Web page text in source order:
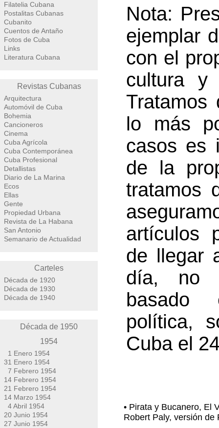
Filatelia Cubana
Postalitas Cubanas
Cubanito
Cuentos de Antaño
Fotos de Cuba
Links
Literatura Cubana
Revistas Cubanas
Arquitectura
Automóvil de Cuba
Bohemia
Cancioneros
Cinema
Cuba Agrícola
Cuba Contemporánea
Cuba Profesional
Detallistas
Diario de La Marina
Ecos
Ellas
Gente
Propiedad Urbana
Revista de La Habana
San Antonio
Semanario de Actualidad
Carteles
Década de 1920
Década de 1930
Década de 1940
Década de 1950
1954
1 Enero 1954
31 Enero 1954
7 Febrero 1954
14 Febrero 1954
21 Febrero 1954
14 Marzo 1954
4 Abril 1954
20 Junio 1954
27 Junio 1954
Nota:
ejemplar
con el
cultura y
Tratamos
lo más
casos es
de la
tratamos
artículos
de llegar
día, no
basado
política,
Cuba el
• Pirata y Bucanero, El
Robert Paly, versión de